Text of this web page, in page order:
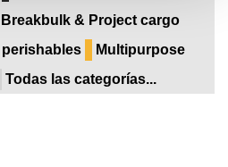
Breakbulk & Project cargo
perishables
Multipurpose
Todas las categorías...